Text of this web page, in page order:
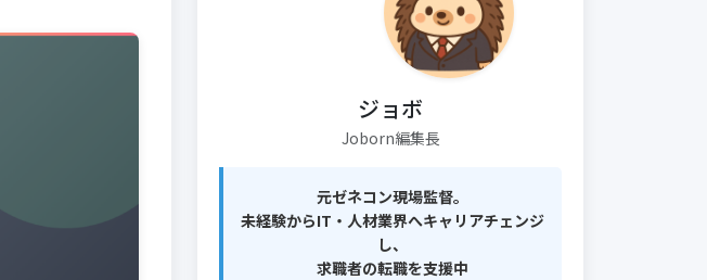
ジョボ
Joborn編集長
元ゼネコン現場監督。
未経験からIT・人材業界へキャリアチェンジ
し、
求職者の転職を支援中